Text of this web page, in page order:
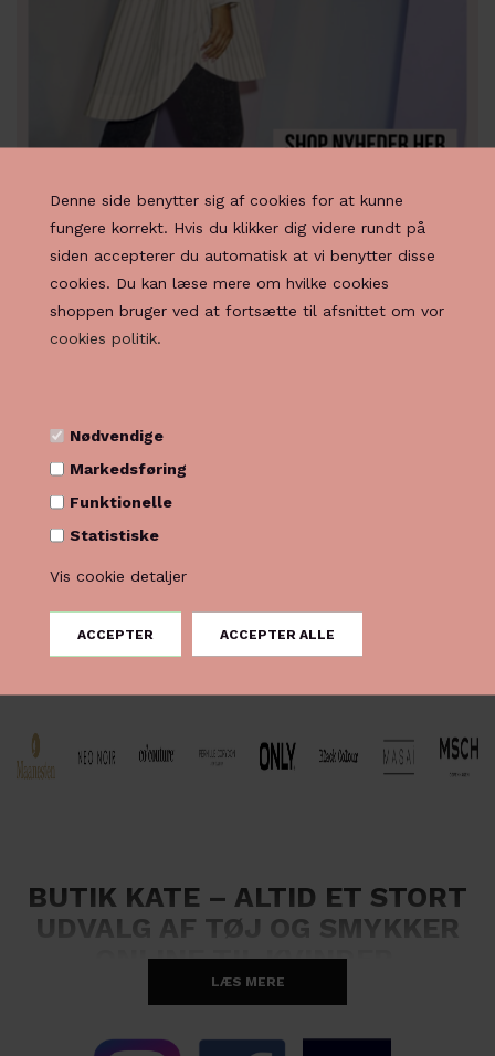
Denne side benytter sig af cookies for at kunne
fungere korrekt. Hvis du klikker dig videre rundt på
siden accepterer du automatisk at vi benytter disse
cookies. Du kan læse mere om hvilke cookies
shoppen bruger ved at fortsætte til afsnittet om vor
cookies politik.
Nødvendige
Markedsføring
Funktionelle
Statistiske
Vis cookie detaljer
BUTIK KATE – ALTID ET STORT
UDVALG AF TØJ OG SMYKKER
ONLINE TIL KVINDER
LÆS MERE